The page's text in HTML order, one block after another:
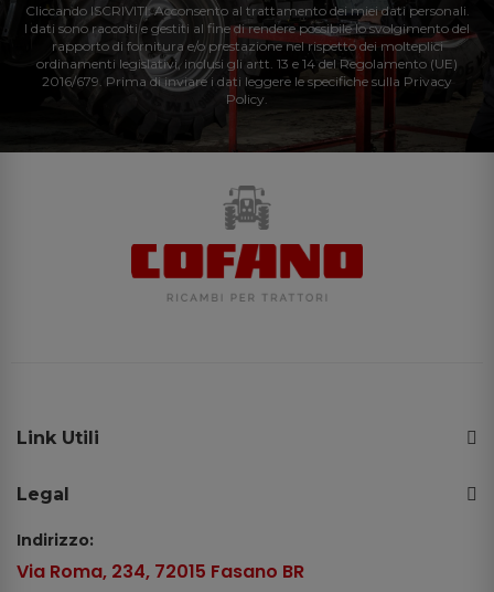
Cliccando ISCRIVITI: Acconsento al trattamento dei miei dati personali.
I dati sono raccolti e gestiti al fine di rendere possibile lo svolgimento del
rapporto di fornitura e/o prestazione nel rispetto dei molteplici
ordinamenti legislativi, inclusi gli artt. 13 e 14 del Regolamento (UE)
2016/679. Prima di inviare i dati leggere le specifiche sulla Privacy
Policy.
Link Utili
Legal
Indirizzo:
Via Roma, 234, 72015 Fasano BR